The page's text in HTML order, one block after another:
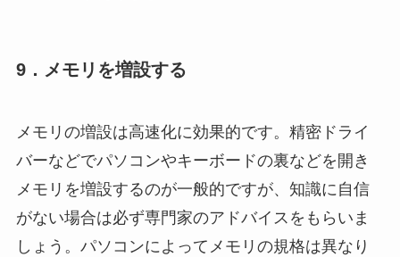
9．メモリを増設する
メモリの増設は高速化に効果的です。精密ドライ
バーなどでパソコンやキーボードの裏などを開き
メモリを増設するのが一般的ですが、知識に自信
がない場合は必ず専門家のアドバイスをもらいま
しょう。パソコンによってメモリの規格は異なり